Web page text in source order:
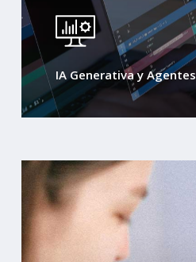
IA Generativa y Agentes
more